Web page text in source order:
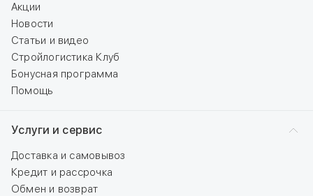
Акции
Новости
Статьи и видео
Стройлогистика Клуб
Бонусная программа
Помощь
Услуги и сервис
Доставка и самовывоз
Кредит и рассрочка
Обмен и возврат